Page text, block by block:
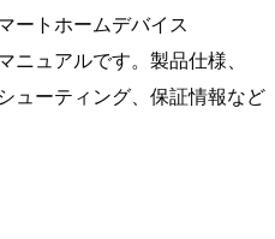
ートホームデバイス
ニュアルです。製品仕様、
ューティング、保証情報など